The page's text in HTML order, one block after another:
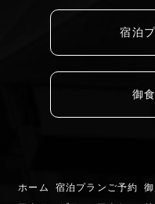
宿泊
御
ホーム 宿泊プランご予約